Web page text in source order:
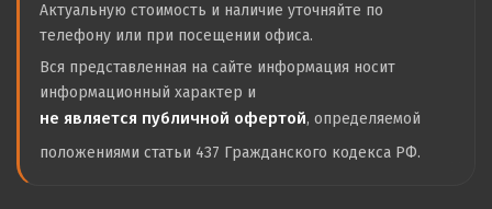
Актуальную стоимость и наличие уточняйте по
телефону или при посещении офиса.
Вся представленная на сайте информация носит
информационный характер и
не является публичной офертой, определяемой
положениями статьи 437 Гражданского кодекса РФ.